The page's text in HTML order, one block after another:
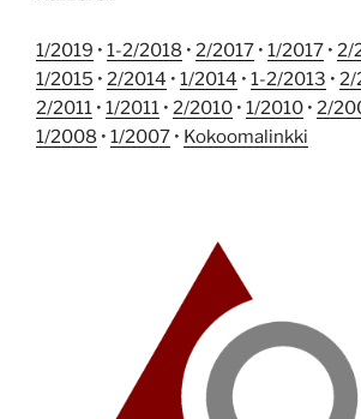
1/2019 • 1-2/2018 • 2/2017 • 1/2017 • 2/
1/2015 • 2/2014 • 1/2014 • 1-2/2013 • 2/
2/2011 • 1/2011 • 2/2010 • 1/2010 • 2/
1/2008 • 1/2007 • Kokoomalinkki